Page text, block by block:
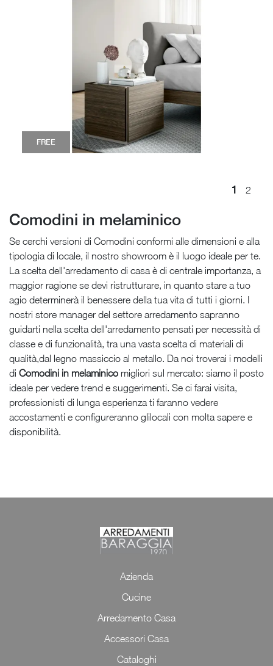
FREE
1 2
Comodini in melaminico
Se cerchi versioni di Comodini conformi alle dimensioni e alla
tipologia di locale, il nostro showroom è il luogo ideale per te.
La scelta dell'arredamento di casa è di centrale importanza, a
maggior ragione se devi ristrutturare, in quanto stare a tuo
agio determinerà il benessere della tua vita di tutti i giorni. I
nostri store manager del settore arredamento sapranno
guidarti nella scelta dell'arredamento pensati per necessità di
classe e di funzionalità, tra una vasta scelta di materiali di
qualità,dal legno massiccio al metallo. Da noi troverai i modelli
di Comodini in melaminico migliori sul mercato: siamo il posto
ideale per vedere trend e suggerimenti. Se ci farai visita,
professionisti di lunga esperienza ti faranno vedere
accostamenti e configureranno glilocali con molta sapere e
disponibilità.
Azienda
Cucine
Arredamento Casa
Accessori Casa
Cataloghi